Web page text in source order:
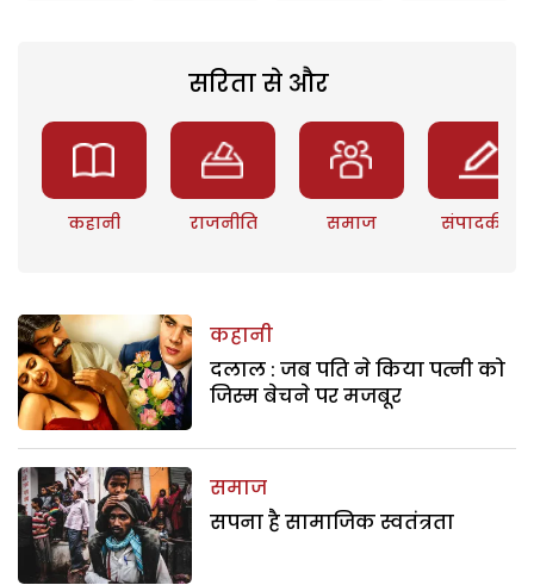
सरिता से और
कहानी राजनीति समाज संपादकीय
कहानी
दलाल : जब पति ने किया पत्नी को
जिस्म बेचने पर मजबूर
समाज
सपना है सामाजिक स्वतंत्रता